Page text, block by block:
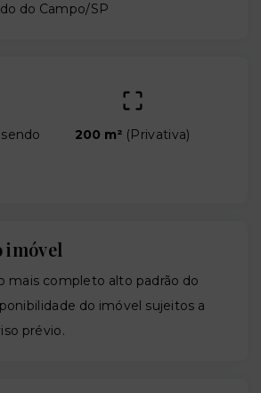
do Campo/SP
200 m² ( Privativa)
imóvel
mais completo alto padrão do
do imóvel sujeitos a
prévio.